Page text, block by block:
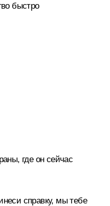
быстро
где он сейчас
справку, мы тебе